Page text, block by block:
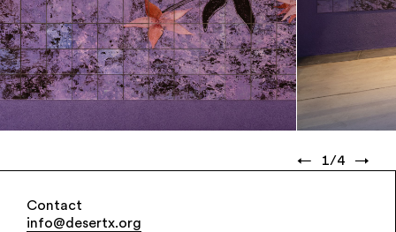
← 1/4 →
Contact
info@desertx.org